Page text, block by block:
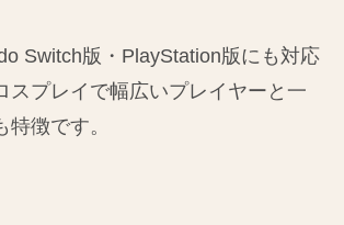
Switch版・PlayStation版にも対応
スプレイで幅広いプレイヤーと一
徴です。